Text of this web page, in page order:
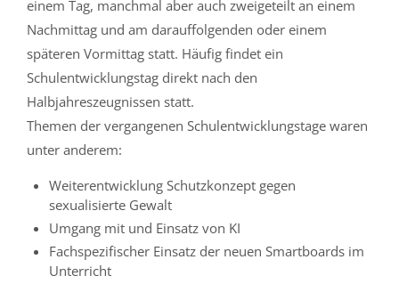
einem Tag, manchmal aber auch zweigeteilt an einem
Nachmittag und am darauffolgenden oder einem
späteren Vormittag statt. Häufig findet ein
Schulentwicklungstag direkt nach den
Halbjahreszeugnissen statt.
Themen der vergangenen Schulentwicklungstage waren
unter anderem:
Weiterentwicklung Schutzkonzept gegen
sexualisierte Gewalt
Umgang mit und Einsatz von KI
Fachspezifischer Einsatz der neuen Smartboards im
Unterricht